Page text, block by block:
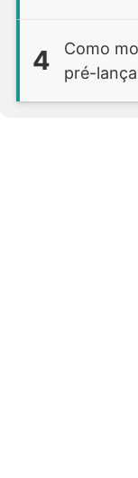
4
Como
pré-